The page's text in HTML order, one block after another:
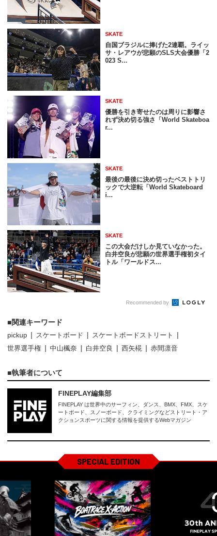
SKATE
自国ブラジルに捧げた2連覇。ライッ
サ・レアウが悲願のSLS大会優勝「2
023 S...
SKATE
優勝を引き寄せたのは周りに影響さ
れず決め切る強さ「World Skateboa
r...
SKATE
最後の最後に決め切ったベストトリ
ックで大逆転「World Skateboard
i...
SKATE
この大会だけしか見ていなかった。
白井空良が悲願の世界選手権初タイ
トル「ワールドス...
Recommended by
関連キーワード
pickup スケートボード
スケートボードストリート
世界選手権
中山楓奈 白井空良 西矢椛 赤間凛音
執筆者について
FINEPLAY編集部
FINEPLAY は世界中のサーフィン、ダンス、BMX、FMX、スケ
ートボード、スノーボード、クライミングなどストリート・ア
クションスポーツに関する情報を提供するWebマガジン
SPECIAL EDITION